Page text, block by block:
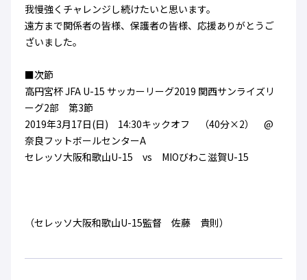
我慢強くチャレンジし続けたいと思います。
遠方まで関係者の皆様、保護者の皆様、応援ありがとうご
ざいました。
■次節
高円宮杯 JFA U-15 サッカーリーグ2019 関西サンライズリ
ーグ2部 第3節
2019年3月17日(日) 14:30キックオフ （40分×2） @
奈良フットボールセンターA
セレッソ大阪和歌山U-15 vs MIOびわこ滋賀U-15
（セレッソ大阪和歌山U-15監督 佐藤 貴則）